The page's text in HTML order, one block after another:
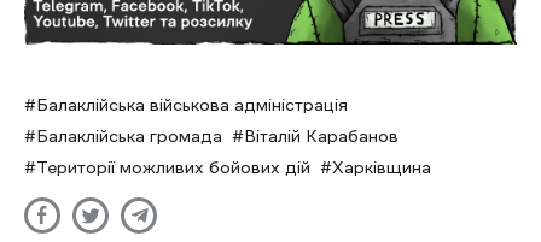
Балаклійська військова адміністрація
Балаклійська громада
Віталій Карабанов
Території можливих бойових дій
Харківщина